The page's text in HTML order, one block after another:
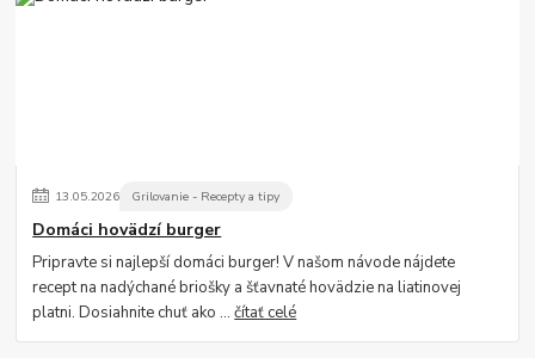
13.05.2026 Grilovanie - Recepty a tipy
Domáci hovädzí burger
Pripravte si najlepší domáci burger! V našom návode nájdete
recept na nadýchané briošky a šťavnaté hovädzie na liatinovej
platni. Dosiahnite chuť ako ...čítať celé